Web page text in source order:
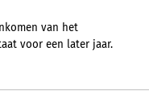
van het
voor een later jaar.